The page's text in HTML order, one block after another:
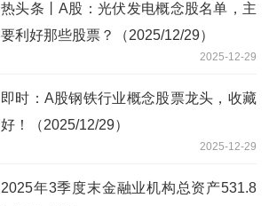
热头条丨A股：光伏发电概念股名单，主
要利好那些股票？（2025/12/29）
2025-12-29
即时：A股钢铁行业概念股票龙头，收藏
好！（2025/12/29）
2025-12-29
2025年3季度末金融业机构总资产531.8